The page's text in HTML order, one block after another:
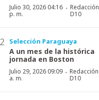
Julio 30, 2026 04:16
p. m.
· Redacción
D10
Selección Paraguaya
A un mes de la histórica
jornada en Boston
Julio 29, 2026 09:09
a. m.
·Redacción
D10